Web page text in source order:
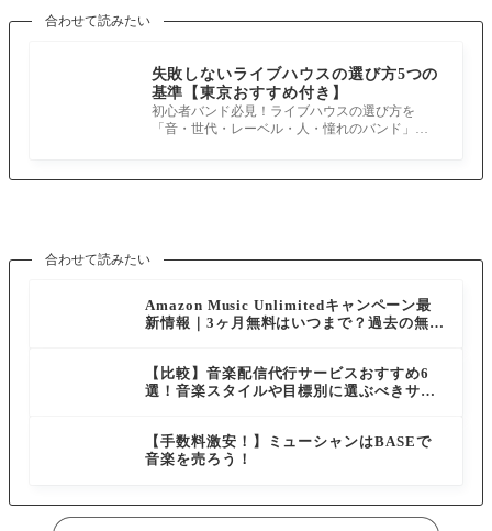
合わせて読みたい
失敗しないライブハウスの選び方5つの
基準【東京おすすめ付き】
初心者バンド必見！ライブハウスの選び方を
「音・世代・レーベル・人・憧れのバンド」の5
合わせて読みたい
Amazon Music Unlimitedキャンペーン最
新情報｜3ヶ月無料はいつまで？過去の無料
【比較】音楽配信代行サービスおすすめ6
選！音楽スタイルや目標別に選ぶべきサー
【手数料激安！】ミューシャンはBASEで
音楽を売ろう！